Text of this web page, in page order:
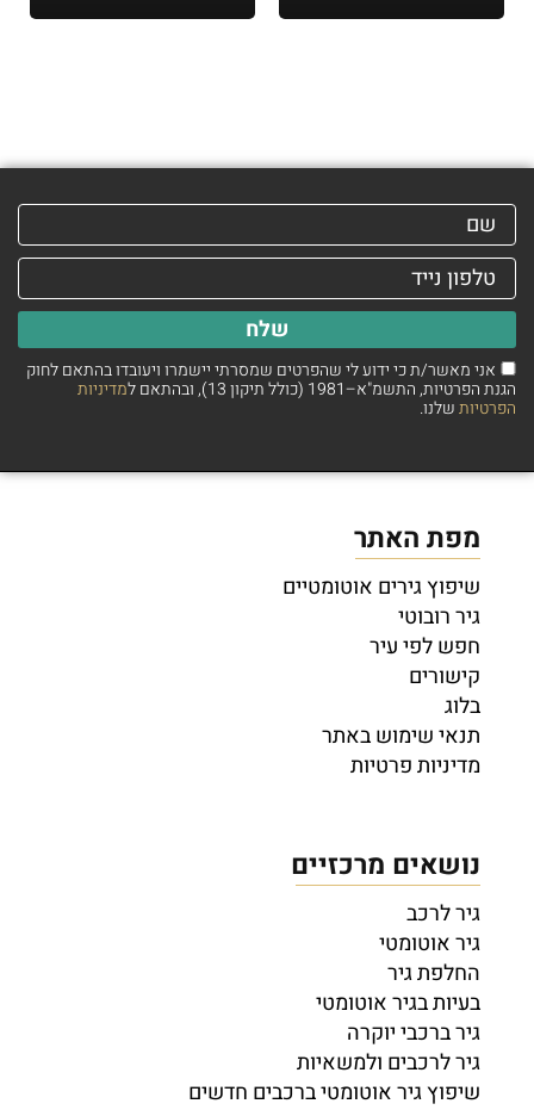
אני מאשר/ת כי ידוע לי שהפרטים שמסרתי יישמרו ויעובדו בהתאם לחוק
הגנת הפרטיות, התשמ"א–1981 (כולל תיקון 13), ובהתאם ל מדיניות
הפרטיותשלנו.
שלח
מפת האתר
שיפוץ גירים אוטומטיים
גיר רובוטי
חפש לפי עיר
קישורים
בלוג
תנאי שימוש באתר
מדיניות פרטיות
נושאים מרכזיים
גיר לרכב
גיר אוטומטי
החלפת גיר
בעיות בגיר אוטומטי
גיר ברכבי יוקרה
גיר לרכבים ולמשאיות
שיפוץ גיר אוטומטי ברכבים חדשים